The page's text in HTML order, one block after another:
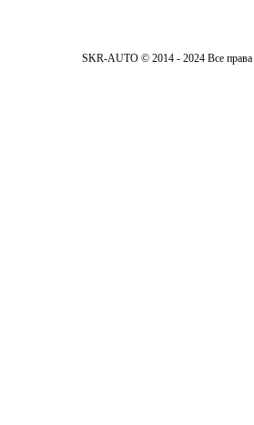
SKR-AUTO © 2014 - 2024 Все